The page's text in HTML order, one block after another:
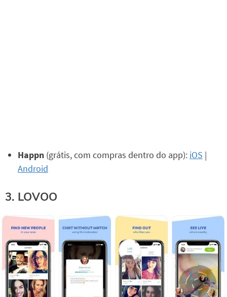
Happn (grátis, com compras dentro do app): iOS |
Android
3. LOVOO